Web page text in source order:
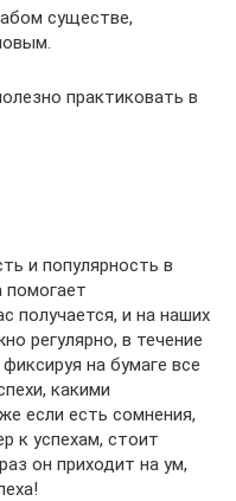
существе,
практиковать в
и популярность в
помогает
получается, и на наших
регулярно, в течение
на бумаге все
какими
если есть сомнения,
к успехам, стоит
он приходит на ум,